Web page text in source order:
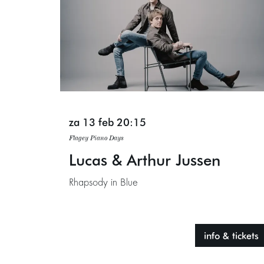
Lucas & Arthur Jussen
Rhapsody in Blue
Flagey Piano Days
za 13 feb 20:15
info & tickets